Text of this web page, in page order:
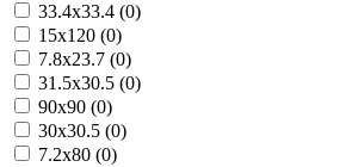
33.4x33.4 (0)
15x120 (0)
7.8x23.7 (0)
31.5x30.5 (0)
90x90 (0)
30x30.5 (0)
7.2x80 (0)